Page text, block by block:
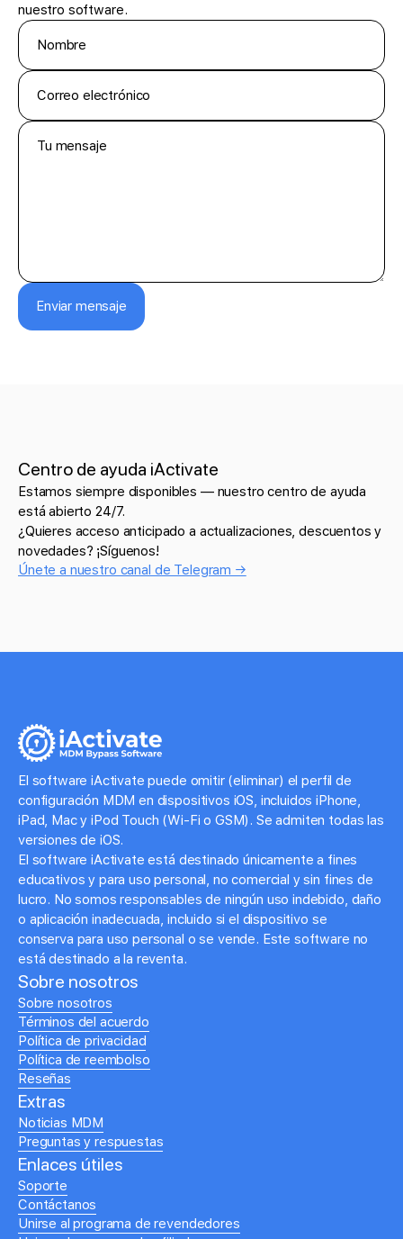
nuestro software.
Enviar mensaje
Centro de ayuda iActivate
Estamos siempre disponibles — nuestro centro de ayuda
está abierto 24/7.
¿Quieres acceso anticipado a actualizaciones, descuentos y
novedades? ¡Síguenos!
Únete a nuestro canal de Telegram →
El software iActivate puede omitir (eliminar) el perfil de
configuración MDM en dispositivos iOS, incluidos iPhone,
iPad, Mac y iPod Touch (Wi-Fi o GSM). Se admiten todas las
versiones de iOS.
El software iActivate está destinado únicamente a fines
educativos y para uso personal, no comercial y sin fines de
lucro. No somos responsables de ningún uso indebido, daño
o aplicación inadecuada, incluido si el dispositivo se
conserva para uso personal o se vende. Este software no
está destinado a la reventa.
Sobre nosotros
Sobre nosotros
Términos del acuerdo
Política de privacidad
Política de reembolso
Reseñas
Extras
Noticias MDM
Preguntas y respuestas
Enlaces útiles
Soporte
Contáctanos
Unirse al programa de revendedores